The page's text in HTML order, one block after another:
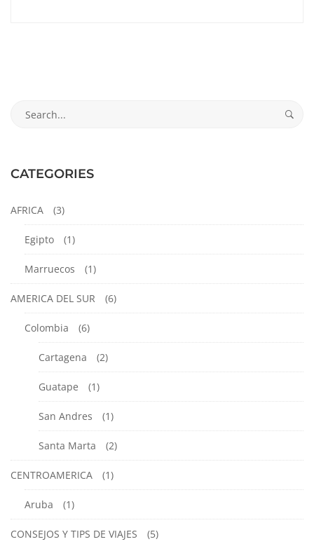
2024-
05:00
AMERICA
SUR
Colombia
Santa
Marta
CATEGORIES
AFRICA (3)
Egipto (1)
Marruecos (1)
AMERICA DEL SUR (6)
Colombia (6)
Cartagena (2)
Guatape (1)
San Andres (1)
Santa Marta (2)
CENTROAMERICA (1)
Aruba (1)
CONSEJOS Y TIPS DE VIAJES (5)